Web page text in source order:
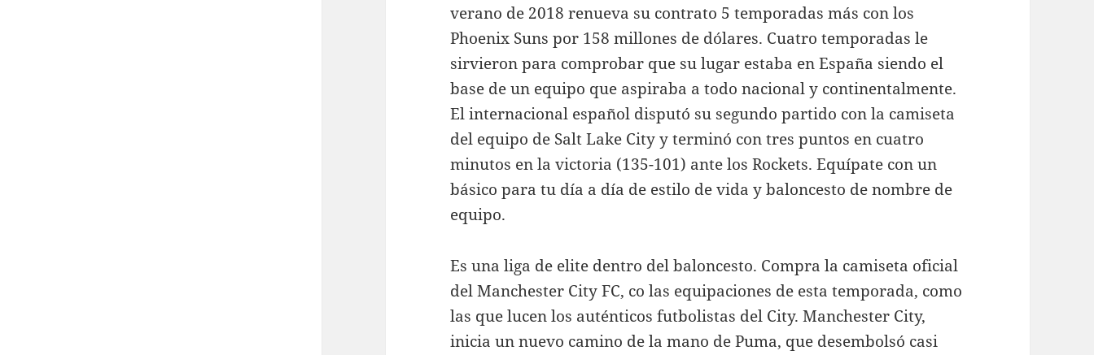
verano de 2018 renueva su contrato 5 temporadas más con los
Phoenix Suns por 158 millones de dólares. Cuatro temporadas le
sirvieron para comprobar que su lugar estaba en España siendo el
base de un equipo que aspiraba a todo nacional y continentalmente.
El internacional español disputó su segundo partido con la camiseta
del equipo de Salt Lake City y terminó con tres puntos en cuatro
minutos en la victoria (135-101) ante los Rockets. Equípate con un
básico para tu día a día de estilo de vida y baloncesto de nombre de
equipo.
Es una liga de elite dentro del baloncesto. Compra la camiseta oficial
del Manchester City FC, co las equipaciones de esta temporada, como
las que lucen los auténticos futbolistas del City. Manchester City,
inicia un nuevo camino de la mano de Puma, que desembolsó casi